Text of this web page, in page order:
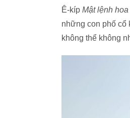
Ê-kíp Mật lệnh
những con phố cổ
không thể không